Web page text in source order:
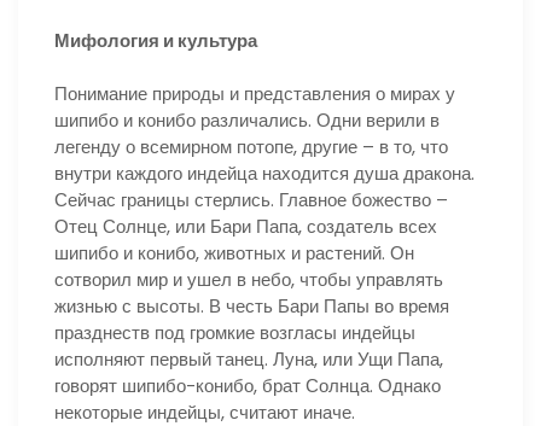
Мифология и культура
Понимание природы и представления о мирах у
шипибо и конибо различались. Одни верили в
легенду о всемирном потопе, другие – в то, что
внутри каждого индейца находится душа дракона.
Сейчас границы стерлись. Главное божество –
Отец Солнце, или Бари Папа, создатель всех
шипибо и конибо, животных и растений. Он
сотворил мир и ушел в небо, чтобы управлять
жизнью с высоты. В честь Бари Папы во время
празднеств под громкие возгласы индейцы
исполняют первый танец. Луна, или Ущи Папа,
говорят шипибо-конибо, брат Солнца. Однако
некоторые индейцы, считают иначе.